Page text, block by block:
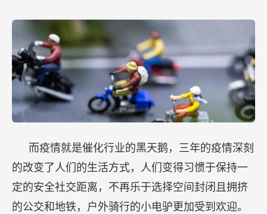
而疫情就是催化行业的黑天鹅，三年的疫情深刻
的改变了人们的生活方式，人们变得习惯于保持一
定的安全社交距离，不再乐于选择空间封闭且拥挤
的公交和地铁，户外骑行的小电驴更加受到欢迎。